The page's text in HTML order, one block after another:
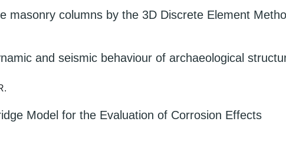
masonry columns by the 3D Discrete Element
and seismic behaviour of archaeological
Model for the Evaluation of Corrosion Effects